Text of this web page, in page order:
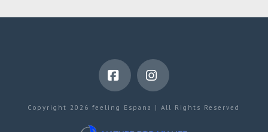
FacebookInstagram
Copyright 2026 feeling Espana | All Rights Reserved